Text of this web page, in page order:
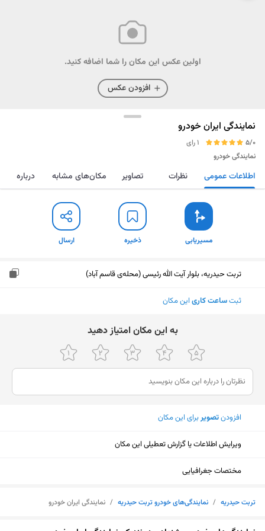
اولین عکس این مکان را شما اضافه کنید.
افزودن عکس
نمایندگی ایران خودرو
5/0
1 رای
نمایندگی خودرو
مسیریابی ذخیره ارسال اطلاعات عمومی نظرات تصاویر مکان‌های مشابه درباره
مسیریابی ذخیره ارسال
تربت حیدریه، بلوار آیت الله رئیسی (محله‌ی قاسم آباد)
ثبتساعت کاری این مکان
ﺑﻪ اﯾﻦ ﻣﮑﺎن اﻣﺘﯿﺎز دﻫﯿﺪ
افزودنتصویربرای این مکان
ویرایش اطلاعات یا گزارش تعطیلی این مکان
مختصات جغرافیایی
تربت حیدریه / نمایندگی‌های خودرو تربت حیدریه / نمایندگی ایران خودرو
نمایش نقشه